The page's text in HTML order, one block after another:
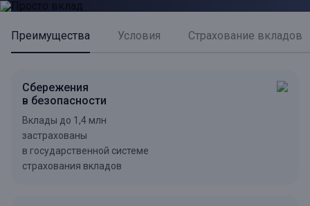
Преимущества Условия Страхование вкладов
Сбережения
в безопасности
Вклады до 1,4 млн
застрахованы
в государственной системе
страхования вкладов